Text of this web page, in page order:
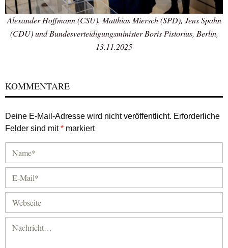
Alexander Hoffmann (CSU), Matthias Miersch (SPD), Jens Spahn
(CDU) und Bundesverteidigungsminister Boris Pistorius, Berlin,
13.11.2025
KOMMENTARE
Deine E-Mail-Adresse wird nicht veröffentlicht. Erforderliche
Felder sind mit* markiert